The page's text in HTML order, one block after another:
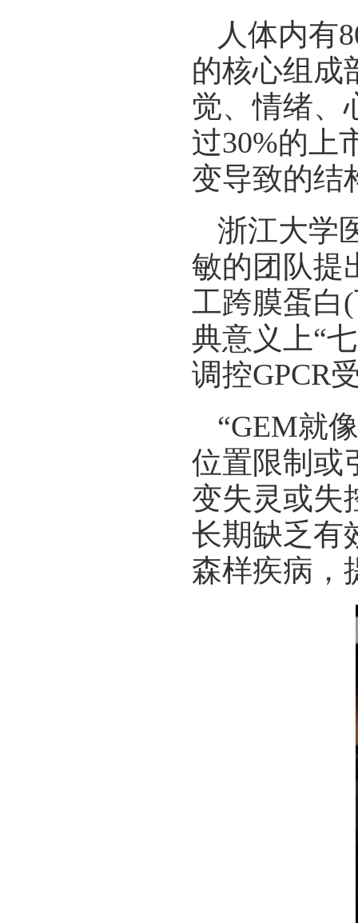
人体内有
的核心组成
觉、情绪、
过30%的上
变导致的结
浙江大学
敏的团队提
工跨膜蛋白
典意义上“
调控GPCR
“GEM就
位置限制或
变失灵或失
长期缺乏有
森样疾病，